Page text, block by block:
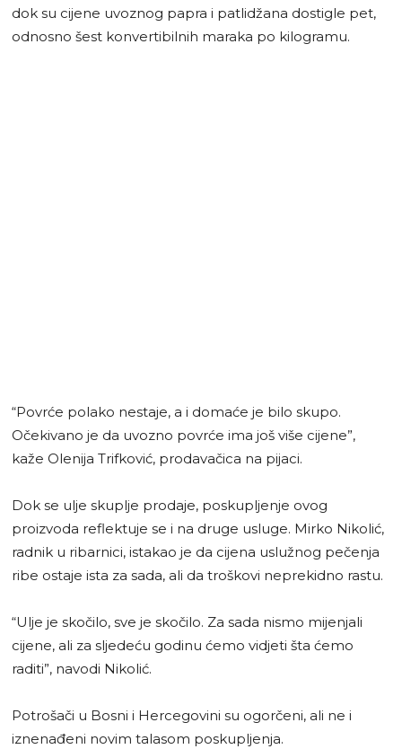
dok su cijene uvoznog papra i patlidžana dostigle pet,
odnosno šest konvertibilnih maraka po kilogramu.
“Povrće polako nestaje, a i domaće je bilo skupo.
Očekivano je da uvozno povrće ima još više cijene”,
kaže Olenija Trifković, prodavačica na pijaci.
Dok se ulje skuplje prodaje, poskupljenje ovog
proizvoda reflektuje se i na druge usluge. Mirko Nikolić,
radnik u ribarnici, istakao je da cijena uslužnog pečenja
ribe ostaje ista za sada, ali da troškovi neprekidno rastu.
“Ulje je skočilo, sve je skočilo. Za sada nismo mijenjali
cijene, ali za sljedeću godinu ćemo vidjeti šta ćemo
raditi”, navodi Nikolić.
Potrošači u Bosni i Hercegovini su ogorčeni, ali ne i
iznenađeni novim talasom poskupljenja.